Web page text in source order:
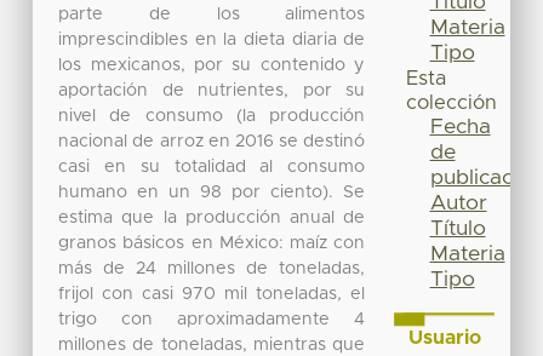
parte de los alimentos
imprescindibles en la dieta diaria de
los mexicanos, por su contenido y
aportación de nutrientes, por su
nivel de consumo (la producción
nacional de arroz en 2016 se destinó
casi en su totalidad al consumo
humano en un 98 por ciento). Se
estima que la producción anual de
granos básicos en México: maíz con
más de 24 millones de toneladas,
frijol con casi 970 mil toneladas, el
trigo con aproximadamente 4
millones de toneladas, mientras que
Materia
Tipo
Esta
colección
Fecha
de
publicación
Autor
Título
Materia
Tipo
Usuario